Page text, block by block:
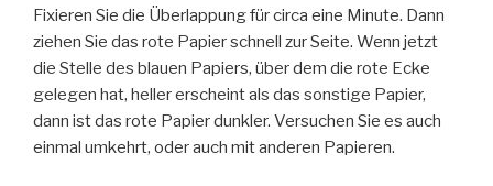
Fixieren Sie die Überlappung für circa eine Minute. Dann
ziehen Sie das rote Papier schnell zur Seite. Wenn jetzt
die Stelle des blauen Papiers, über dem die rote Ecke
gelegen hat, heller erscheint als das sonstige Papier,
dann ist das rote Papier dunkler. Versuchen Sie es auch
einmal umkehrt, oder auch mit anderen Papieren.